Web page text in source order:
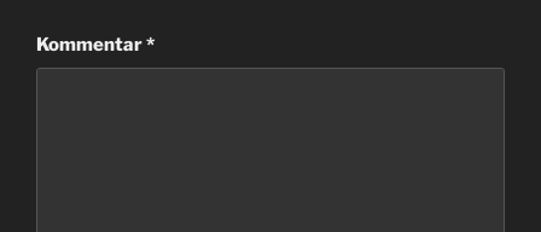
Kommentar*